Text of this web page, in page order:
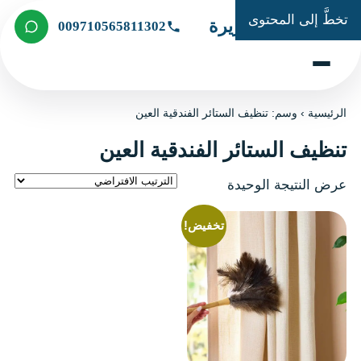
تخطَّ إلى المحتوى
شركة الجزيرة 009710565811302
الرئيسية ›وسم: تنظيف الستائر الفندقية العين
تنظيف الستائر الفندقية العين
عرض النتيجة الوحيدة
تخفيض!